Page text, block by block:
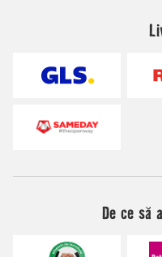
De ce să